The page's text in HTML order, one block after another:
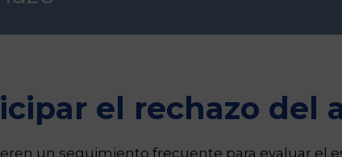
el rechazo del
un seguimiento frecuente para evaluar el